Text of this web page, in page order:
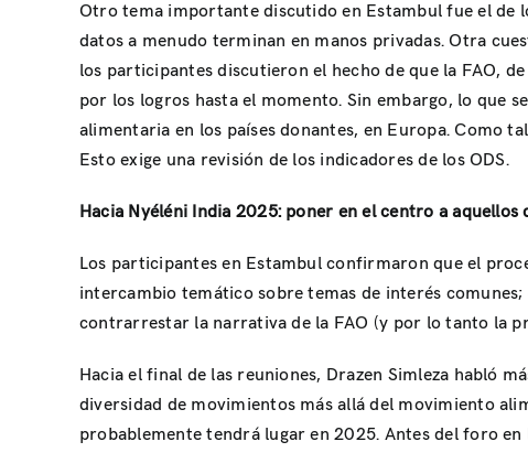
Otro tema importante discutido en Estambul fue el de
datos a menudo terminan en manos privadas. Otra
los participantes discutieron el hecho de que la FAO,
por los logros hasta el momento. Sin embargo, lo que
alimentaria en los países donantes, en Europa. Como
Esto exige una revisión de los indicadores de los ODS.
Hacia Nyéléni India 2025: poner en el centro a aquellos
Los participantes en Estambul confirmaron que el
intercambio temático sobre temas de interés
contrarrestar la narrativa de la FAO (y por lo tanto la
Hacia el final de las reuniones, Drazen Simleza habló
diversidad de movimientos más allá del movimiento
probablemente tendrá lugar en 2025. Antes del foro